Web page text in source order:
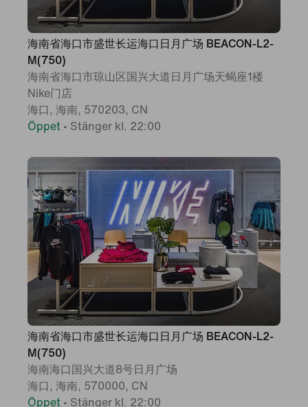
海南省海口市盛世长运海口日月广场 BEACON-L2-
M(750)
海南省海口市琼山区国兴大道日月广场天蝎座1楼
Nike门店
海口, 海南, 570203, CN
Öppet • Stänger kl. 22:00
海南省海口市盛世长运海口日月广场 BEACON-L2-
M(750)
海南海口国兴大道8号日月广场
海口, 海南, 570000, CN
Öppet • Stänger kl. 22:00